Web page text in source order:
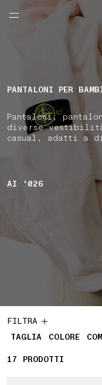
PANTALONI PER
Pantaloni,
diverse
casual, adatti a
AI '026
FILTRA
TAGLIA
COLORE
17 17 PRODOTTI
PRODOTTI